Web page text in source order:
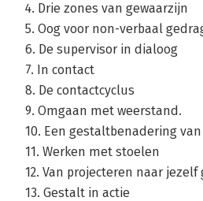
4. Drie zones van gewaarzijn
5. Oog voor non-verbaal
6. De supervisor in dialoog
7. In contact
8. De contactcyclus
9. Omgaan met weerstand.
10. Een gestaltbenadering
11. Werken met stoelen
12. Van projecteren naar jezelf
13. Gestalt in actie